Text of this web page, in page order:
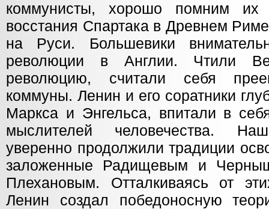
коммунисты, хорошо помним
восстания Спартака в Древнем
на Руси. Большевики
революции в Англии. Чтили
революцию, считали себя
коммуны. Ленин и его соратники
Маркса и Энгельса, впитали в
мыслителей человечества.
уверенно продолжили традиции
заложенные Радищевым и
Плехановым. Отталкиваясь от
Ленин создал победоносную